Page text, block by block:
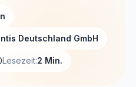
Deutschland GmbH
Lesezeit:2 Min.